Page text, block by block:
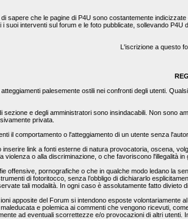
sapere che le pagine di P4U sono costantemente
suoi interventi sul forum e le foto pubblicate, sollevando P4U
L'iscrizione a questo
palesemente ostili nei confronti degli utenti.
sezione e degli amministratori sono insindacabili. Non sono
privata.
il comportamento o l'atteggiamento di un utente senza
link a fonti esterne di natura provocatoria, oscena,
violenza o alla discriminazione, o che favoriscono l'illegalità
offensive, pornografiche o che in qualche modo ledano la
di fotoritocco, senza l’obbligo di dichiararlo
tali modalità. In ogni caso è assolutamente fatto
apposite del Forum si intendono esposte volontariamente
e polemica ai commenti che vengono ricevuti,
ad eventuali scorrettezze e/o provocazioni di altri